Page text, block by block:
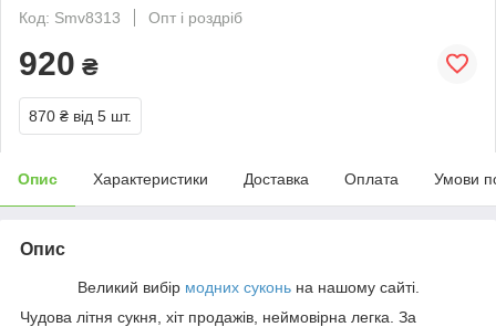
Код: Smv8313
Опт і роздріб
920 ₴
870 ₴ від 5 шт.
Опис Характеристики Доставка Оплата Умови
Опис
Великий вибір модних суконьна нашому сайті.
Чудова літня сукня, хіт продажів, неймовірна легка. За